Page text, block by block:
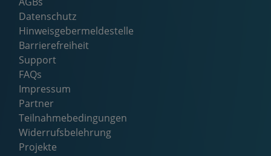
Datenschutz
Hinweisgebermeldestelle
Barrierefreiheit
Support
FAQs
Impressum
Partner
Teilnahmebedingungen
Widerrufsbelehrung
Projekte